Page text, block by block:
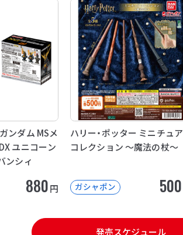
ンダム MSメ
ユニコーン
ンシィ
880円
ハリー・ポッター ミニチュア
コレクション ～魔法の杖～
ガシャポン 500
発売スケジュール